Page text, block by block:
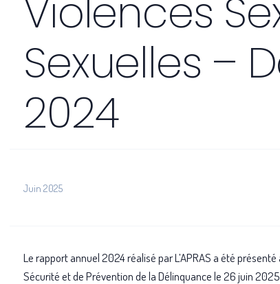
Violences
Sexuelles –
2024
Juin 2025
Le rapport annuel 2024 réalisé par L’APRAS a été
Sécurité et de Prévention de la Délinquance le 26 juin 2025.